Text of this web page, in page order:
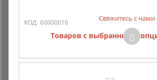
КОД: 60000016 Свяжитесь с нами
Товаров с выбранными